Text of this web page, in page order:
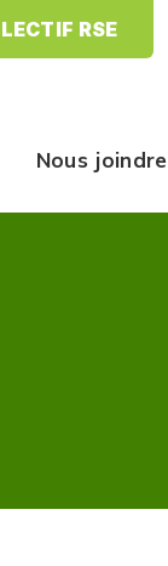
RSE
Nous joindre